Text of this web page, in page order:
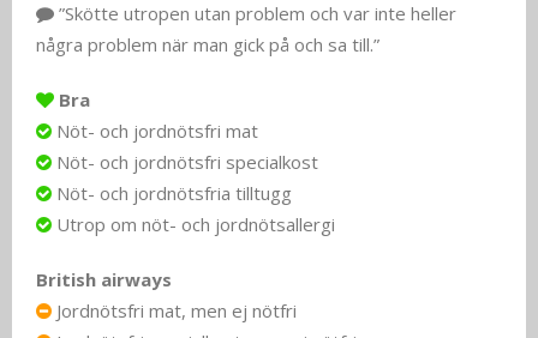
”Skötte utropen utan problem och var inte heller
några problem när man gick på och sa till.”
Bra
Nöt- och jordnötsfri mat
Nöt- och jordnötsfri specialkost
Nöt- och jordnötsfria tilltugg
Utrop om nöt- och jordnötsallergi
British airways
Jordnötsfri mat, men ej nötfri